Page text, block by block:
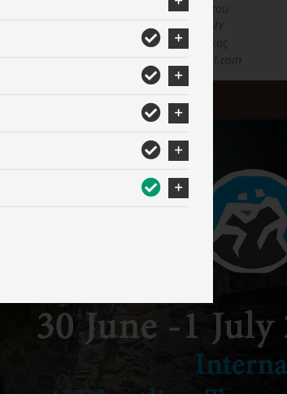
Για την οργανωτική επιτροπή του
METEORA WRESTLING ACADEMY
Νίκος Τσιακάρας – Γιάννης Τζίκας
meteorawrestlingacademy@gmail.com